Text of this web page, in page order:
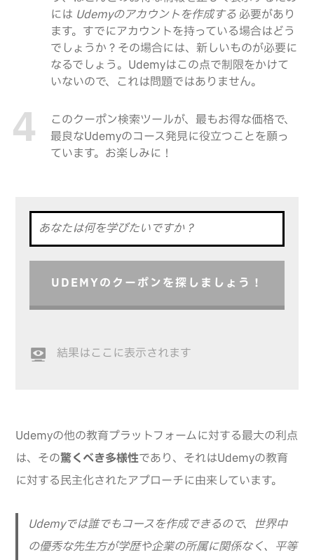
には Udemyのアカウントを作成する 必要があり
ます。すでにアカウントを持っている場合はどう
でしょうか？その場合には、新しいものが必要に
なるでしょう。Udemyはこの点で制限をかけて
いないので、これは問題ではありません。
このクーポン検索ツールが、最もお得な価格で、
最良なUdemyのコース発見に役立つことを願っ
ています。お楽しみに！
UDEMYのクーポンを探しましょう！
結果はここに表示されます
Udemyの他の教育プラットフォームに対する最大の利点
は、その驚くべき多様性であり、それはUdemyの教育
に対する民主化されたアプローチに由来しています。
Udemyでは誰でもコースを作成できるので、世界中
の優秀な先生方が学歴や企業の所属に関係なく、平等